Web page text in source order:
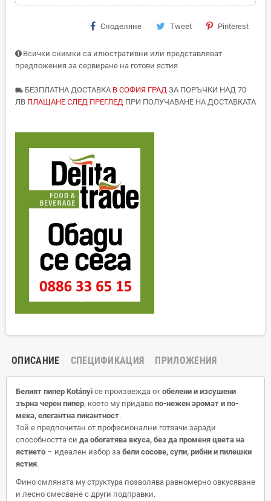
Споделяне Tweet Pinterest
Всички снимки са илюстративни или представляват
предложения за сервиране на готови ястия
local_shipping БЕЗПЛАТНА ДОСТАВКА В СОФИЯ ГРАД ЗА ПОРЪЧКИ НАД 70
ЛВ ПЛАЩАНЕ СЛЕД ПРЕГЛЕД ПРИ ПОЛУЧАВАНЕ НА ДОСТАВКАТА
ОПИСАНИЕ СПЕЦИФИКАЦИЯ ПРИЛОЖЕНИЯ
Белият пипер Kotányi се произвежда от обелени и изсушени
зърна черен пипер, което му придава по-нежен аромат и по-
мека, елегантна пикантност.
Той е предпочитан от професионални готвачи заради
способността си да обогатява вкуса, без да променя цвета на
ястието – идеален избор за бели сосове, супи, рибни и пилешки
ястия.
Фино смляната му структура позволява равномерно овкусяване
и лесно смесване с други подправки.